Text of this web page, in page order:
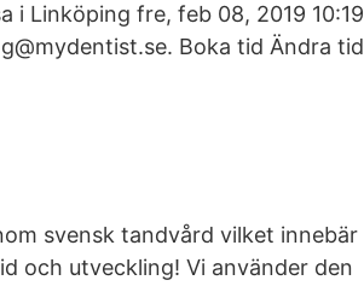
i Linköping fre, feb 08, 2019 10:19
Boka tid Ändra tid
svensk tandvård vilket innebär
och utveckling! Vi använder den